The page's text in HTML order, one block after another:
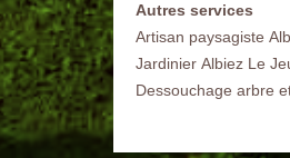
Autres services
Artisan paysagiste
Jardinier Albiez Le
Dessouchage arbre